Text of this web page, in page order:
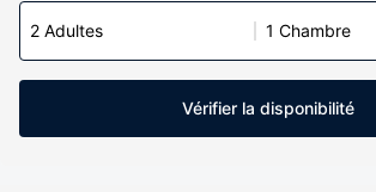
2 Adultes 1 Chambre
Vérifier la disponibilité